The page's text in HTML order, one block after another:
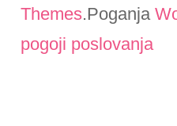
Themes.Poganja
pogoji poslovanja